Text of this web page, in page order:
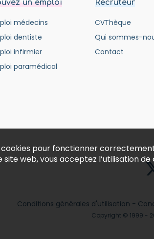
un emploi
médecins
dentiste
infirmier
paramédical
Recruteur
CVThèque
Qui sommes-
Contact
Conditions générales d'utilisation -
Copyright © 1999 -
cookies pour fonctionner
site web, vous acceptez l’utilisation